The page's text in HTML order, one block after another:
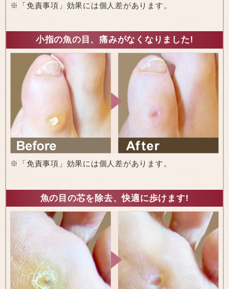
※「免責事項」効果には個人差があります。
小指の魚の目、痛みがなくなりました!
※「免責事項」効果には個人差があります。
魚の目の芯を除去、快適に歩けます!